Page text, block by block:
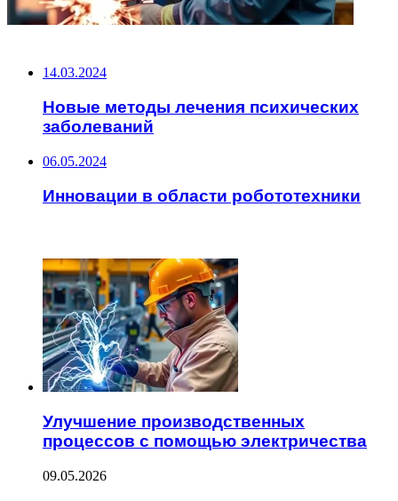
14.03.2024
Новые методы лечения психических
заболеваний
06.05.2024
Инновации в области робототехники
Улучшение производственных
процессов с помощью электричества
09.05.2026